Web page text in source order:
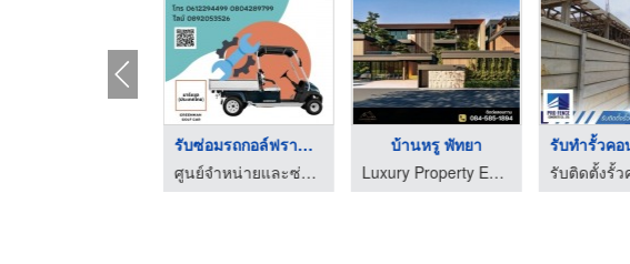
รับซ่อมรถกอล์ฟราคาถู ...
ศูนย์จำหน่ายและซ่อมรถกอล์ฟราคาถูก
บ้านหรู พัทยา
Luxury Property Expert Pattaya (บ้านและคอนโดหรู พัทยา)